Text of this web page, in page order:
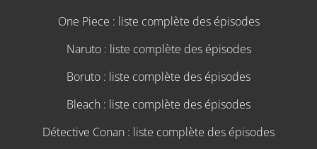
One Piece : liste complète des épisodes
Naruto : liste complète des épisodes
Boruto : liste complète des épisodes
Bleach : liste complète des épisodes
Détective Conan : liste complète des épisodes